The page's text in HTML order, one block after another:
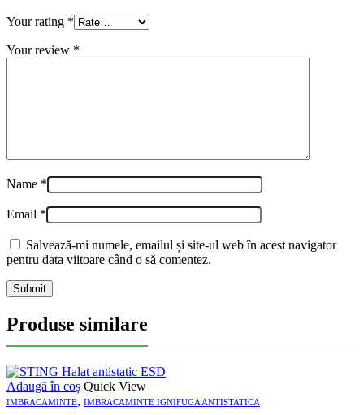
Your rating *
Your review *
Name *
Email *
Salvează-mi numele, emailul și site-ul web în acest navigator
pentru data viitoare când o să comentez.
Produse similare
Adaugă în coș Quick View
IMBRACAMINTE, IMBRACAMINTE IGNIFUGA ANTISTATICA